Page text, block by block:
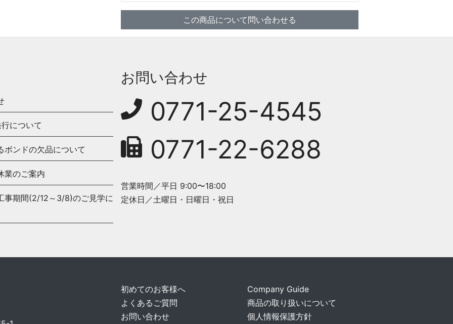
この商品について問い合わせる
について
ボンドの欠品について
業のご案内
事期間(2/12～3/8)のご見学に
お問い合わせ
0771-25-4545
0771-22-6288
営業時間／平日 9:00〜18:00
定休日／土曜日・日曜日・祝日
初めてのお客様へ
よくあるご質問
お問い合わせ
Company Guide
商品の取り扱いについて
個人情報保護方針